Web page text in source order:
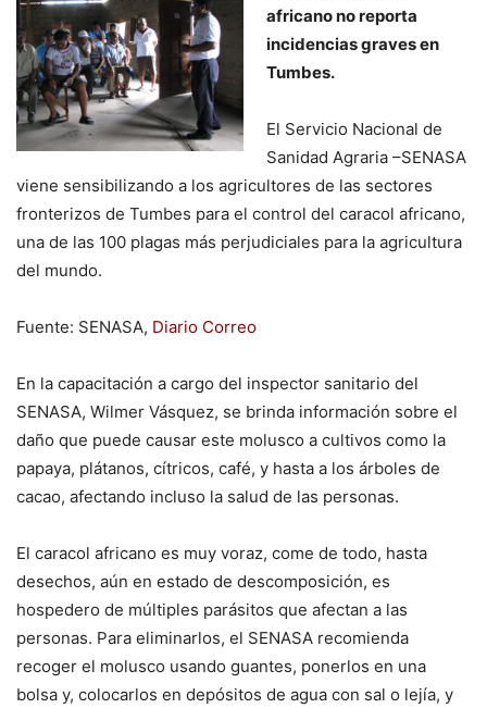
africano no reporta
incidencias graves en
Tumbes.
El Servicio Nacional de
Sanidad Agraria –SENASA
viene sensibilizando a los agricultores de las sectores
fronterizos de Tumbes para el control del caracol africano,
una de las 100 plagas más perjudiciales para la agricultura
del mundo.
Fuente: SENASA, Diario Correo
En la capacitación a cargo del inspector sanitario del
SENASA, Wilmer Vásquez, se brinda información sobre el
daño que puede causar este molusco a cultivos como la
papaya, plátanos, cítricos, café, y hasta a los árboles de
cacao, afectando incluso la salud de las personas.
El caracol africano es muy voraz, come de todo, hasta
desechos, aún en estado de descomposición, es
hospedero de múltiples parásitos que afectan a las
personas. Para eliminarlos, el SENASA recomienda
recoger el molusco usando guantes, ponerlos en una
bolsa y, colocarlos en depósitos de agua con sal o lejía, y